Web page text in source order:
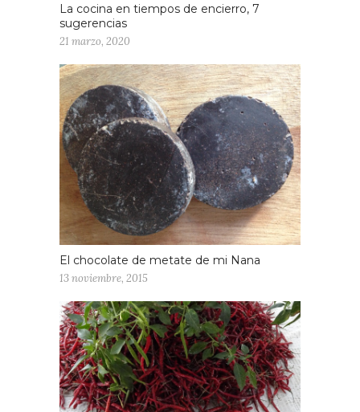
La cocina en tiempos de encierro, 7
sugerencias
21 marzo, 2020
El chocolate de metate de mi Nana
13 noviembre, 2015